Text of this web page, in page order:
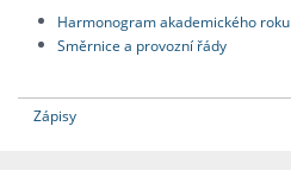
Harmonogram akademického roku
Směrnice a provozní řády
Zápisy